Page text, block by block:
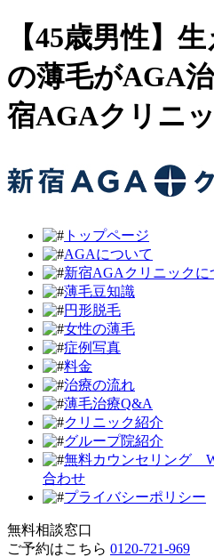
【45歳男性】
の薄毛がAGA
宿AGAクリニ
トップページ
AGAについて
新宿AGAクリニック
薄毛豆知識
円形脱毛
女性の薄毛
症例写真
料金
治療の流れ
薄毛治療Q&A
クリニック紹介
グループ院紹介
無料カウンセリング
合わせ
プライバシーポリシー
無料相談窓口
ご予約はこちら 0120-721-969